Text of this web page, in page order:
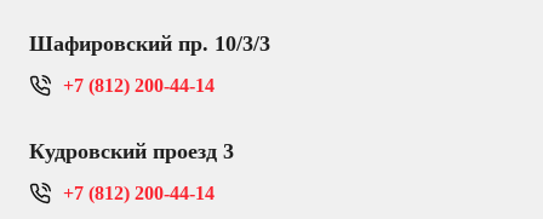
Шафировский пр. 10/3/3
+7 (812) 200-44-14
Кудровский проезд 3
+7 (812) 200-44-14